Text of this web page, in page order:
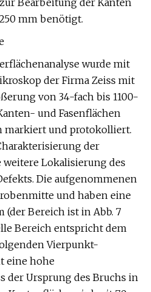
Bearbeitung der Kanten
mm benötigt.
wurde mit
der Firma Zeiss mit
von 34-fach bis 1100-
und Fasenflächen
markiert und protokolliert.
der
Lokalisierung des
Die aufgenommenen
und haben eine
(der Bereich ist in Abb. 7
Bereich entspricht dem
Vierpunkt-
eine hohe
der Ursprung des Bruchs in